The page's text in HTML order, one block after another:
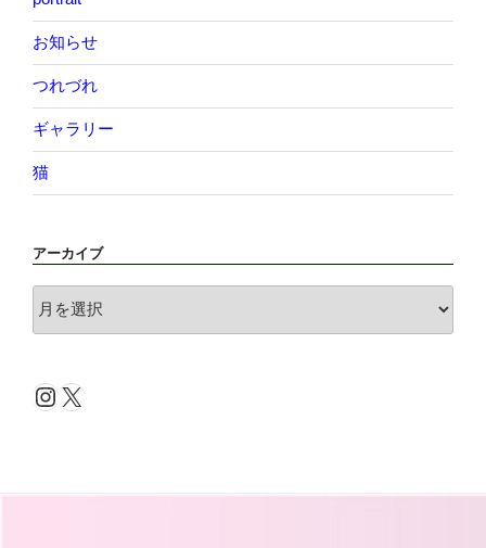
お知らせ
つれづれ
ギャラリー
猫
アーカイブ
ー
ブ
Instagram
X